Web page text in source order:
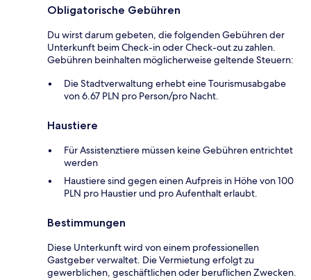
Obligatorische Gebühren
Du wirst darum gebeten, die folgenden Gebühren der
Unterkunft beim Check-in oder Check-out zu zahlen.
Gebühren beinhalten möglicherweise geltende Steuern:
Die Stadtverwaltung erhebt eine Tourismusabgabe
von 6.67 PLN pro Person/pro Nacht.
Haustiere
Für Assistenztiere müssen keine Gebühren entrichtet
werden
Haustiere sind gegen einen Aufpreis in Höhe von 100
PLN pro Haustier und pro Aufenthalt erlaubt.
Bestimmungen
Diese Unterkunft wird von einem professionellen
Gastgeber verwaltet. Die Vermietung erfolgt zu
gewerblichen, geschäftlichen oder beruflichen Zwecken.